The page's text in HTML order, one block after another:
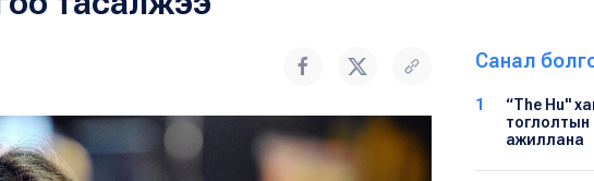
Санал
1
“The Hu"
тоглолтын
ажиллана